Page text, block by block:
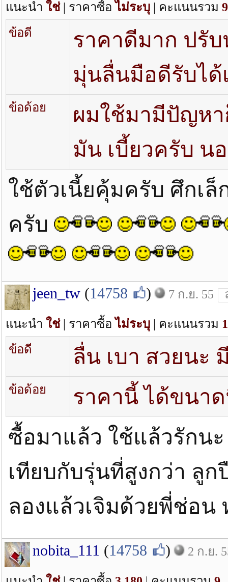
แนะนำ ใช่| ราคาซื้อไม่ระบุ | คะแนนรวม 9
ข้อดี
ราคาดีมาก ปรั
มุ่นลื่นมือดีรับได้
ข้อด้อย
ผมใช้มามีปัญหา
มัน เบี้ยวครับ น
ใช้ตัวเนี้ยคุ้มครับ ศึกเ
ครับ
jeen_tw (14758 ) 7 ก.ย. 55
แนะนำ ใช่| ราคาซื้อไม่ระบุ | คะแนนรวม
ข้อดี
ลื่น เบา สวยนะ
ข้อด้อย
ราคานี้ ได้ขนา
ซื้อมาแล้ว ใช้แล้วรักน
เทียบกับรุ่นที่สูงกว่า ลูก
ลองแล้วเจิมด้วยพี่ช่อ
nobita_111 (14758 ) 2 ก.ย.